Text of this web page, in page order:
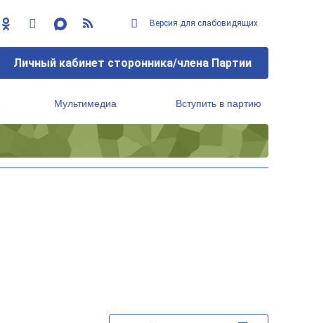
Версия для слабовидящих
Личный кабинет сторонника/члена Партии
Мультимедиа Вступить в партию